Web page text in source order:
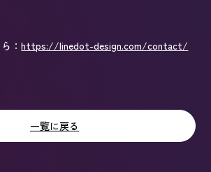
：https://linedot-design.com/contact/
一覧に戻る